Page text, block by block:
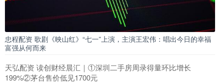
忠程配资 歌剧《映山红》“七一”上演，主演王宏伟：唱出今日的幸福
富强从何而来
天弘配资 读创财经晨汇｜①深圳二手房周录得量环比增长
199%②茅台售价低见1700元